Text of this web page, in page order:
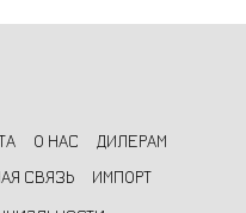
О НАС
ДИЛЕРАМ
СВЯЗЬ
ИМПОРТ